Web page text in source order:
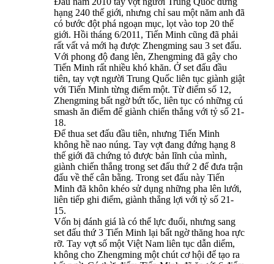
hạng 240 thế giới, nhưng chỉ sau một năm anh đã
có bước đột phá ngoạn mục, lọt vào top 20 thế
giới. Hồi tháng 6/2011, Tiến Minh cũng đã phải
rất vất vả mới hạ được Zhengming sau 3 set đấu.
Với phong độ đang lên, Zhengming đã gây cho
Tiến Minh rất nhiều khó khăn. Ở set đấu đầu
tiên, tay vợt người Trung Quốc liên tục giành giật
với Tiến Minh từng điểm một. Từ điểm số 12,
Zhengming bất ngờ bứt tốc, liên tục có những cú
smash ăn điểm để giành chiến thắng với tỷ số 21-
18.
Để thua set đấu đầu tiên, nhưng Tiến Minh
không hề nao núng. Tay vợt đang đứng hạng 8
thế giới đã chứng tỏ được bản lĩnh của mình,
giành chiến thắng trong set đấu thứ 2 để đưa trận
đấu về thế cân bằng. Trong set đấu này Tiến
Minh đã khôn khéo sử dụng những pha lên lưới,
liên tiếp ghi điểm, giành thắng lợi với tỷ số 21-
15.
Vốn bị đánh giá là có thể lực đuối, nhưng sang
set đấu thứ 3 Tiến Minh lại bất ngờ thăng hoa rực
rỡ. Tay vợt số một Việt Nam liên tục dẫn diểm,
không cho Zhengming một chút cơ hội để tạo ra